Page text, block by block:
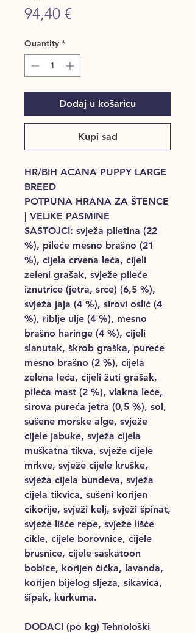
94,40 €
Quantity *
Dodaj u košaricu
Kupi sad
HR/BIH ACANA PUPPY LARGE
BREED
POTPUNA HRANA ZA ŠTENCE
| VELIKE PASMINE
SASTOJCI: svježa piletina (22
%), pileće mesno brašno (21
%), cijela crvena leća, cijeli
zeleni grašak, svježe pileće
iznutrice (jetra, srce) (6,5 %),
svježa jaja (4 %), sirovi oslić (4
%), riblje ulje (4 %), mesno
brašno haringe (4 %), cijeli
slanutak, škrob graška, pureće
mesno brašno (2 %), cijela
zelena leća, cijeli žuti grašak,
pileća mast (2 %), vlakna leće,
sirova pureća jetra (0,5 %), sol,
sušene morske alge, svježe
cijele jabuke, svježa cijela
muškatna tikva, svježe cijele
mrkve, svježe cijele kruške,
svježa cijela bundeva, svježa
cijela tikvica, sušeni korijen
cikorije, svježi kelj, svježi špinat,
svježe lišće repe, svježe lišće
cikle, cijele borovnice, cijele
brusnice, cijele saskatoon
bobice, korijen čička, lavanda,
korijen bijelog sljeza, sikavica,
šipak, kurkuma.
DODACI (po kg) Tehnološki